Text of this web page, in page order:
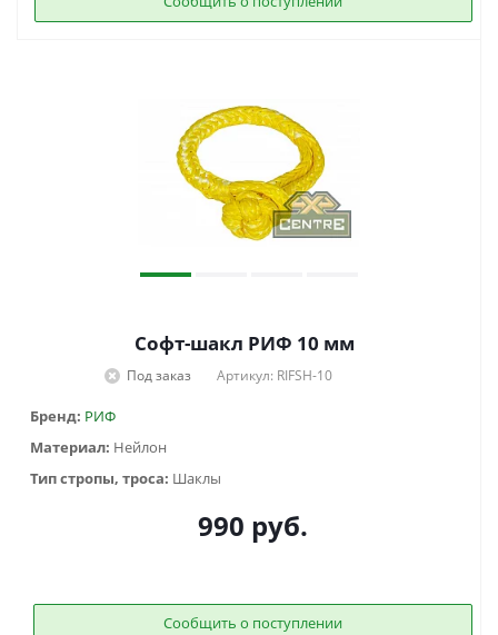
Софт-шакл РИФ 10 мм
Под заказ Артикул: RIFSH-10
Бренд: РИФ
Материал: Нейлон
Тип стропы, троса: Шаклы
990 руб.
Сообщить о поступлении